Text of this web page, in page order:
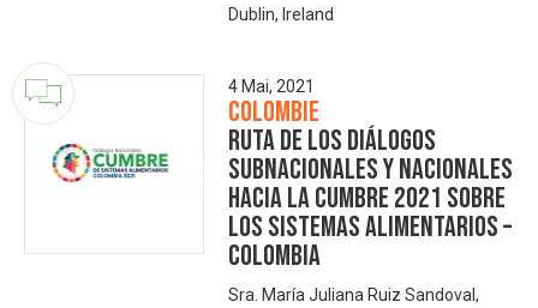
Dublin, Ireland
4 Mai, 2021
Colombie
Ruta de los diálogos
subnacionales y nacionales
hacia la Cumbre 2021 sobre
los Sistemas Alimentarios –
Colombia
Sra. María Juliana Ruiz Sandoval,